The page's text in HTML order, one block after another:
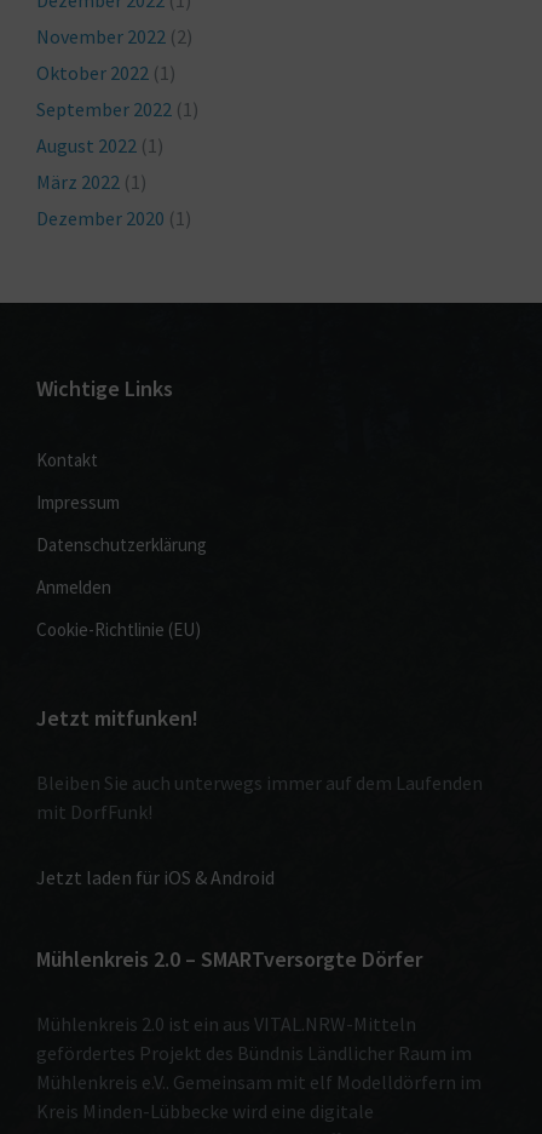
November 2022 (2)
Oktober 2022 (1)
September 2022 (1)
August 2022 (1)
März 2022 (1)
Dezember 2020 (1)
Wichtige Links
Kontakt
Impressum
Datenschutzerklärung
Anmelden
Cookie-Richtlinie (EU)
Jetzt mitfunken!
Bleiben Sie auch unterwegs immer auf dem Laufenden
mit DorfFunk!
Jetzt laden für iOS & Android
Mühlenkreis 2.0 – SMARTversorgte Dörfer
Mühlenkreis 2.0 ist ein aus VITAL.NRW-Mitteln
gefördertes Projekt des Bündnis Ländlicher Raum im
Mühlenkreis e.V.. Gemeinsam mit elf Modelldörfern im
Kreis Minden-Lübbecke wird eine digitale